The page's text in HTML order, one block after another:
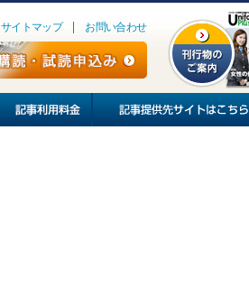
サイトマップ お問い合わせ